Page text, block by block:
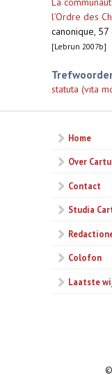
l’Ordre des
canonique,
[Lebrun 2007b]
statuta (vita
Home
Over
Contact
Studia
Colofon
Laatste
©